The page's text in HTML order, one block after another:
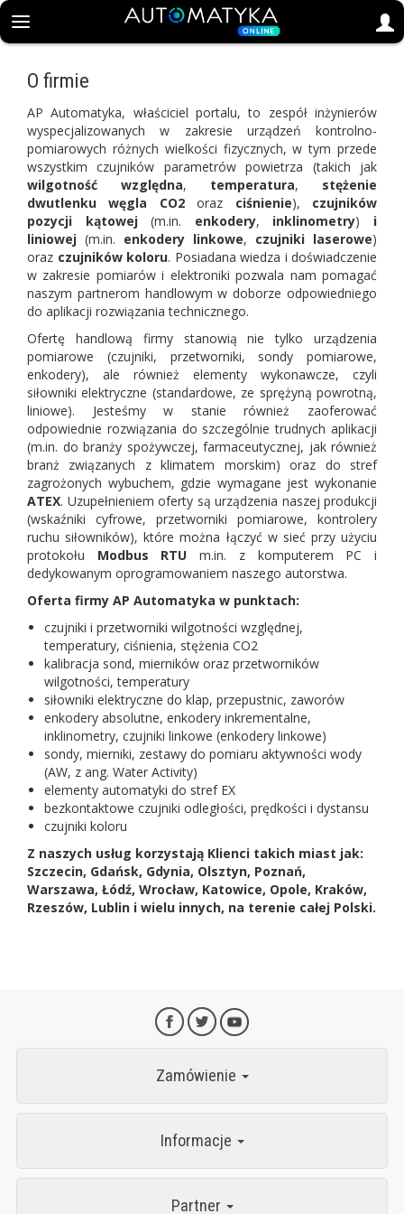
O firmie
AP Automatyka, właściciel portalu, to zespół inżynierów
wyspecjalizowanych w zakresie urządzeń kontrolno-
pomiarowych różnych wielkości fizycznych, w tym przede
wszystkim czujników parametrów powietrza (takich jak
wilgotność względna, temperatura, stężenie
dwutlenku
węgla CO2oraz ciśnienie), czujników
pozycji kątowej(m.in. enkodery, inklinometry) i
liniowej (m.in. enkodery linkowe, czujniki laserowe)
oraz czujników koloru. Posiadana wiedza i doświadczenie
w zakresie pomiarów i elektroniki pozwala nam pomagać
naszym partnerom handlowym w doborze odpowiedniego
do aplikacji rozwiązania technicznego.
Ofertę handlową firmy stanowią nie tylko urządzenia
pomiarowe (czujniki, przetworniki, sondy pomiarowe,
enkodery), ale również elementy wykonawcze, czyli
siłowniki elektryczne (standardowe, ze sprężyną powrotną,
liniowe). Jesteśmy w stanie również zaoferować
odpowiednie rozwiązania do szczególnie trudnych aplikacji
(m.in. do branży spożywczej, farmaceutycznej, jak również
branż związanych z klimatem morskim) oraz do stref
zagrożonych wybuchem, gdzie wymagane jest wykonanie
ATEX. Uzupełnieniem oferty są urządzenia naszej produkcji
(wskaźniki cyfrowe, przetworniki pomiarowe, kontrolery
ruchu siłowników), które można łączyć w sieć przy użyciu
protokołu Modbus RTU m.in. z komputerem PC i
dedykowanym oprogramowaniem naszego autorstwa.
Oferta firmy AP Automatyka w punktach:
czujniki i przetworniki wilgotności względnej,
temperatury, ciśnienia, stężenia CO2
kalibracja sond, mierników oraz przetworników
wilgotności, temperatury
siłowniki elektryczne do klap, przepustnic, zaworów
enkodery absolutne, enkodery inkrementalne,
inklinometry, czujniki linkowe (enkodery linkowe)
sondy, mierniki, zestawy do pomiaru aktywności wody
(AW, z ang. Water Activity)
elementy automatyki do stref EX
bezkontaktowe czujniki odległości, prędkości i dystansu
czujniki koloru
Z naszych usług korzystają Klienci takich miast jak:
Szczecin, Gdańsk, Gdynia, Olsztyn, Poznań,
Warszawa, Łódź, Wrocław, Katowice, Opole, Kraków,
Rzeszów, Lublin i wielu innych, na terenie całej Polski.
Zamówienie
Informacje
Partner